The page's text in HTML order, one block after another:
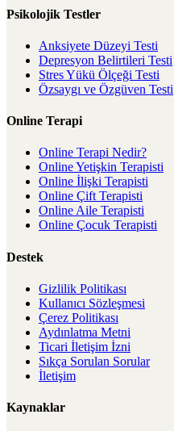
Psikolojik Testler
Anksiyete Düzeyi Testi
Depresyon Belirtileri Testi
Stres Yükü Ölçeği Testi
Özsaygı ve Özgüven Testi
Online Terapi
Online Terapi Nedir?
Online Yetişkin Terapisti
Online İlişki Terapisti
Online Çift Terapisti
Online Aile Terapisti
Online Çocuk Terapisti
Destek
Gizlilik Politikası
Kullanıcı Sözleşmesi
Çerez Politikası
Aydınlatma Metni
Ticari İletişim İzni
Sıkça Sorulan Sorular
İletişim
Kaynaklar